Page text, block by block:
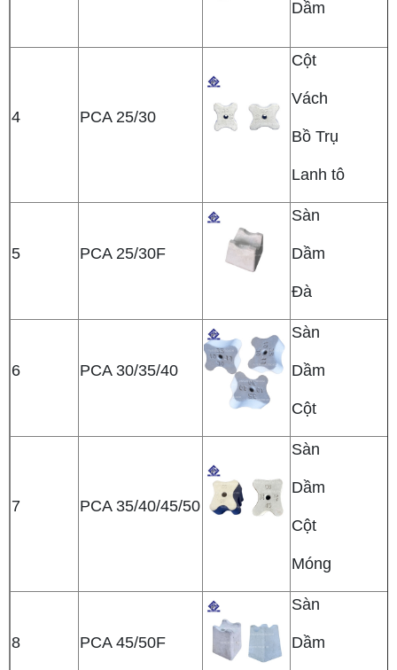
Dầm
4 PCA 25/30
Cột
Vách
Bồ Trụ
Lanh tô
5 PCA 25/30F
Sàn
Dầm
Đà
6 PCA 30/35/40
Sàn
Dầm
Cột
7 PCA 35/40/45/50
Sàn
Dầm
Cột
Móng
8 PCA 45/50F
Sàn
Dầm